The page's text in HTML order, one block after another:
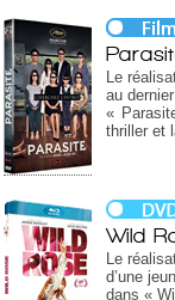
Le
au
«
thriller et
Wild
Le
d’une
dans «